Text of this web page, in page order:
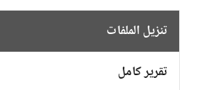
تنزيل الملفات
تقرير كامل